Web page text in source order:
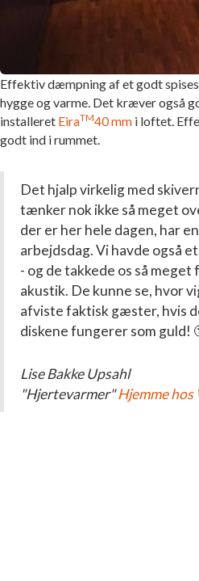
Effektiv dæmpning af et godt
hygge og varme. Det kræver også
installeret EiraTM40 mm i loftet.
godt ind i rummet.
Det hjalp virkelig med
tænker nok ikke så meget
der er her hele dagen, har
arbejdsdag. Vi havde også
- og de takkede os så meget
akustik. De kunne se, hvor
afviste faktisk gæster, hvis
diskene fungerer som guld!
Lise Bakke Upsahl
"Hjertevarmer"Hjemme hos